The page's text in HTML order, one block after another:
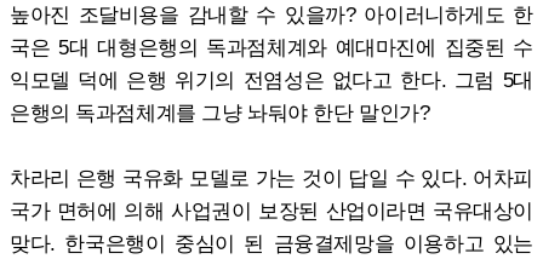
높아진 조달비용을 감내할 수 있을까? 아이러니하게도 한
국은 5대 대형은행의 독과점체계와 예대마진에 집중된 수
익모델 덕에 은행 위기의 전염성은 없다고 한다. 그럼 5대
은행의 독과점체계를 그냥 놔둬야 한단 말인가?
차라리 은행 국유화 모델로 가는 것이 답일 수 있다. 어차피
국가 면허에 의해 사업권이 보장된 산업이라면 국유대상이
맞다. 한국은행이 중심이 된 금융결제망을 이용하고 있는